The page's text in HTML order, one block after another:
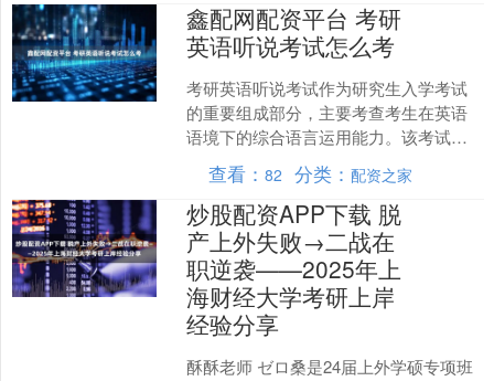
鑫配网配资平台 考研
英语听说考试怎么考
考研英语听说考试作为研究生入学考试
的重要组成部分，主要考查考生在英语
语境下的综合语言运用能力。该考试并
非全国统考项目，而是由各高校根据专
业需求自主命题实施，因此....
查看：82 分类：配资之家
炒股配资APP下载 脱
产上外失败→二战在
职逆袭——2025年上
海财经大学考研上岸
经验分享
酥酥老师 ゼロ桑是24届上外学硕专项班